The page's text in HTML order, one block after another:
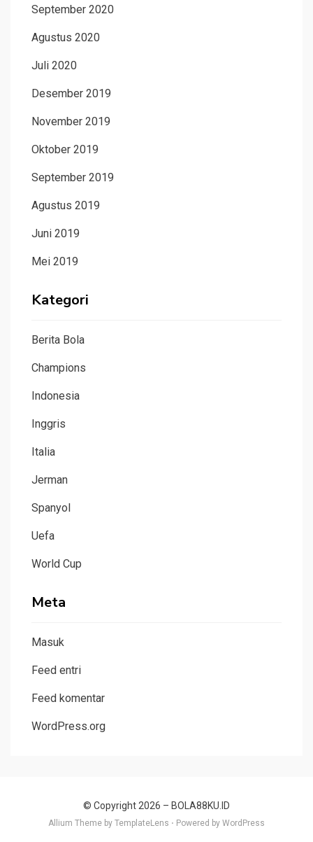
September 2020
Agustus 2020
Juli 2020
Desember 2019
November 2019
Oktober 2019
September 2019
Agustus 2019
Juni 2019
Mei 2019
Kategori
Berita Bola
Champions
Indonesia
Inggris
Italia
Jerman
Spanyol
Uefa
World Cup
Meta
Masuk
Feed entri
Feed komentar
WordPress.org
© Copyright 2026 – BOLA88KU.ID
Allium Theme by TemplateLens ⋅ Powered by WordPress